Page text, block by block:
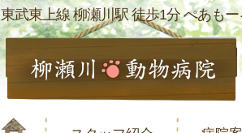
東武東上線 柳瀬川駅 徒歩1分 ぺあもー